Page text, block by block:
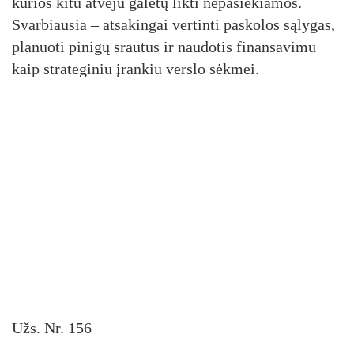
Svarbiausia – atsakingai vertinti paskolos sąlygas,
planuoti pinigų srautus ir naudotis finansavimu
kaip strateginiu įrankiu verslo sėkmei.
Užs. Nr. 156